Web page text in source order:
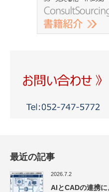
最近の記事
2026.7.2
AIとCADの連携